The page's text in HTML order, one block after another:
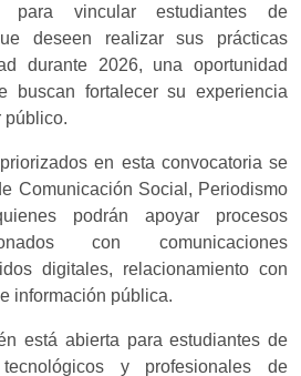
para vincular estudiantes de
deseen realizar sus prácticas
durante 2026, una oportunidad
buscan fortalecer su experiencia
público.
en esta convocatoria se
Comunicación Social, Periodismo
podrán apoyar procesos
con comunicaciones
digitales, relacionamiento con
información pública.
está abierta para estudiantes de
y profesionales de